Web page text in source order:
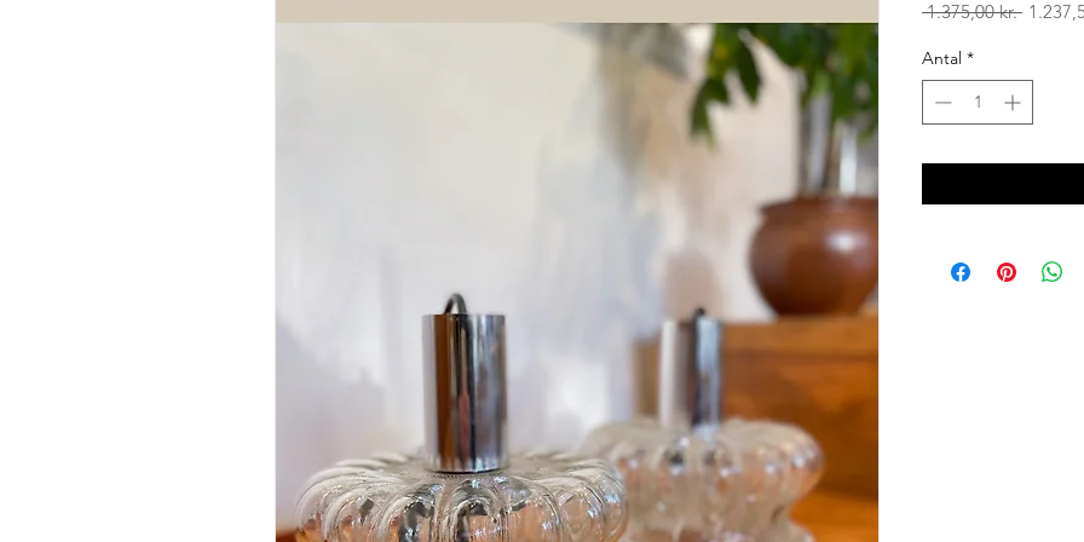
1.375,00 kr.
Antal *